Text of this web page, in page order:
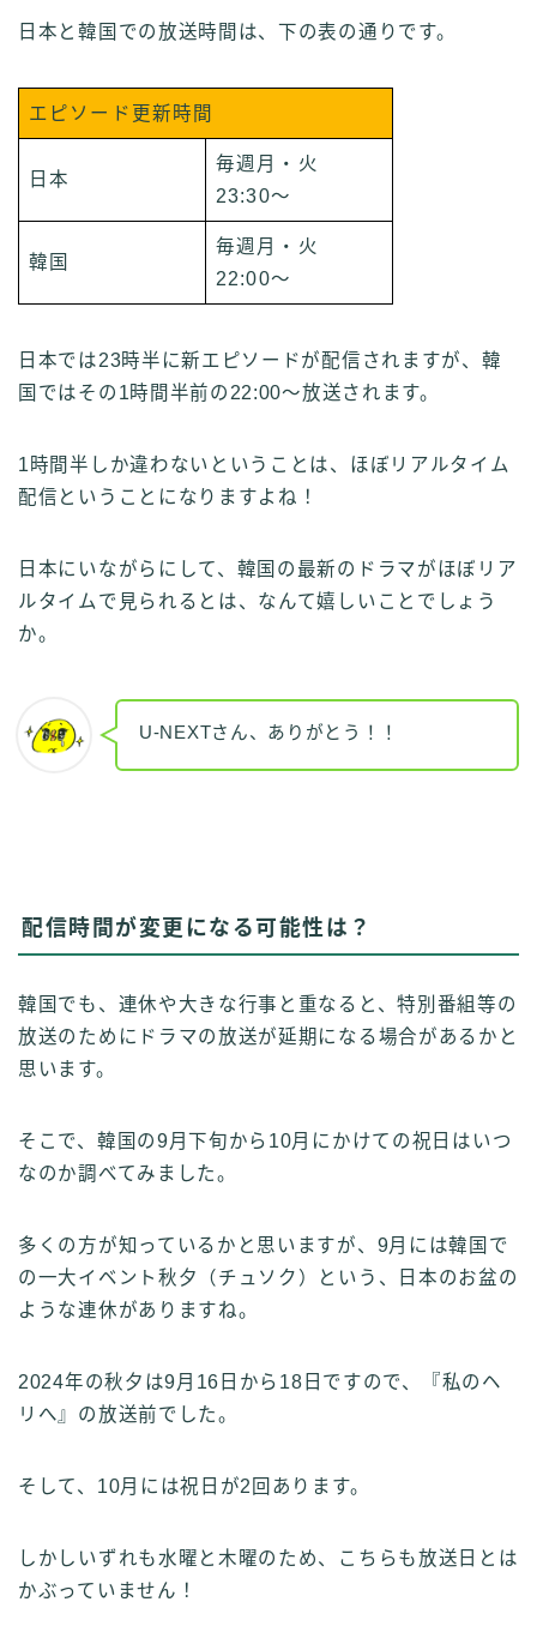
日本と韓国での放送時間は、下の表の通りです。
エピソード更新時間
日本
毎週月・火
23:30～
韓国
毎週月・火
22:00～
日本では23時半に新エピソードが配信されますが、韓
国ではその1時間半前の22:00～放送されます。
1時間半しか違わないということは、ほぼリアルタイム
配信ということになりますよね！
日本にいながらにして、韓国の最新のドラマがほぼリア
ルタイムで見られるとは、なんて嬉しいことでしょう
か。
U-NEXTさん、ありがとう！！
配信時間が変更になる可能性は？
韓国でも、連休や大きな行事と重なると、特別番組等の
放送のためにドラマの放送が延期になる場合があるかと
思います。
そこで、韓国の9月下旬から10月にかけての祝日はいつ
なのか調べてみました。
多くの方が知っているかと思いますが、9月には韓国で
の一大イベント秋夕（チュソク）という、日本のお盆の
ような連休がありますね。
2024年の秋夕は9月16日から18日ですので、『私のヘ
リへ』の放送前でした。
そして、10月には祝日が2回あります。
しかしいずれも水曜と木曜のため、こちらも放送日とは
かぶっていません！